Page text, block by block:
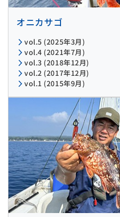
オニカサゴ
vol.5 (2025年3月)
vol.4 (2021年7月)
vol.3 (2018年12月)
vol.2 (2017年12月)
vol.1 (2015年9月)